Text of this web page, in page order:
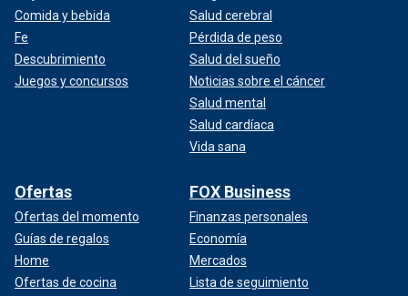
Comida y bebida
Fe
Descubrimiento
Juegos y concursos
Salud cerebral
Pérdida de peso
Salud del sueño
Noticias sobre el cáncer
Salud mental
Salud cardíaca
Vida sana
Ofertas
Ofertas del momento
Guías de regalos
Home
Ofertas de cocina
FOX Business
Finanzas personales
Economía
Mercados
Lista de seguimiento